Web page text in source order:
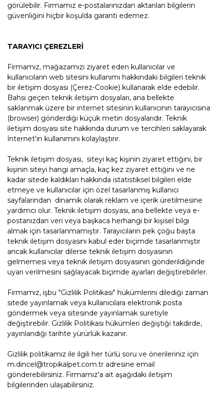
görülebilir. Firmamız e-postalarınızdan aktarılan bilgilerin
güvenliğini hiçbir koşulda garanti edemez.
TARAYICI ÇEREZLERİ
Firmamız, mağazamızı ziyaret eden kullanıcılar ve
kullanıcıların web sitesini kullanımı hakkındaki bilgileri teknik
bir iletişim dosyası (Çerez-Cookie) kullanarak elde edebilir.
Bahsi geçen teknik iletişim dosyaları, ana bellekte
saklanmak üzere bir internet sitesinin kullanıcının tarayıcısına
(browser) gönderdiği küçük metin dosyalarıdır. Teknik
iletişim dosyası site hakkında durum ve tercihleri saklayarak
İnternet'in kullanımını kolaylaştırır.
Teknik iletişim dosyası, siteyi kaç kişinin ziyaret ettiğini, bir
kişinin siteyi hangi amaçla, kaç kez ziyaret ettiğini ve ne
kadar sitede kaldıkları hakkında istatistiksel bilgileri elde
etmeye ve kullanıcılar için özel tasarlanmış kullanıcı
sayfalarından dinamik olarak reklam ve içerik üretilmesine
yardımcı olur. Teknik iletişim dosyası, ana bellekte veya e-
postanızdan veri veya başkaca herhangi bir kişisel bilgi
almak için tasarlanmamıştır. Tarayıcıların pek çoğu başta
teknik iletişim dosyasını kabul eder biçimde tasarlanmıştır
ancak kullanıcılar dilerse teknik iletişim dosyasının
gelmemesi veya teknik iletişim dosyasının gönderildiğinde
uyarı verilmesini sağlayacak biçimde ayarları değiştirebilirler.
Firmamız, işbu "Gizlilik Politikası" hükümlerini dilediği zaman
sitede yayınlamak veya kullanıcılara elektronik posta
göndermek veya sitesinde yayınlamak suretiyle
değiştirebilir. Gizlilik Politikası hükümleri değiştiği takdirde,
yayınlandığı tarihte yürürlük kazanır.
Gizlilik politikamız ile ilgili her türlü soru ve önerileriniz için
m.dincel@tropikalpet.com.tr adresine email
gönderebilirsiniz. Firmamız'a ait aşağıdaki iletişim
bilgilerinden ulaşabilirsiniz.